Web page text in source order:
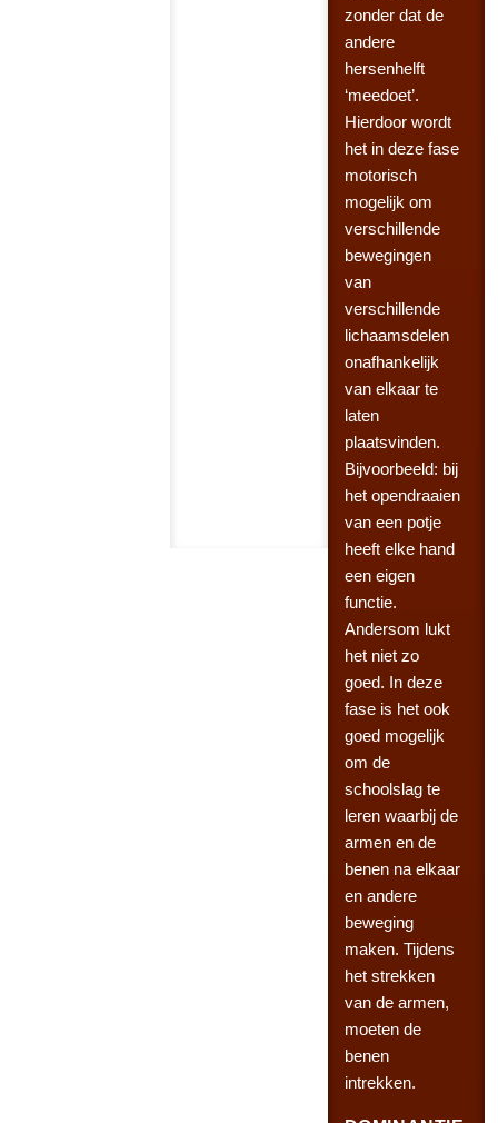
zonder dat de
andere
hersenhelft
‘meedoet’.
Hierdoor wordt
het in deze fase
motorisch
mogelijk om
verschillende
bewegingen
van
verschillende
lichaamsdelen
onafhankelijk
van elkaar te
laten
plaatsvinden.
Bijvoorbeeld: bij
het opendraaien
van een potje
heeft elke hand
een eigen
functie.
Andersom lukt
het niet zo
goed. In deze
fase is het ook
goed mogelijk
om de
schoolslag te
leren waarbij de
armen en de
benen na elkaar
en andere
beweging
maken. Tijdens
het strekken
van de armen,
moeten de
benen
intrekken.